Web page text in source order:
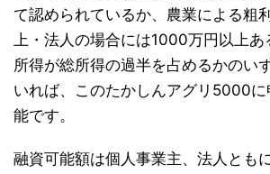
て認められているか、農業による粗
上・法人の場合には1000万円以上あ
所得が総所得の過半を占めるかのい
いれば、このたかしんアグリ5000
能です。
融資可能額は個人事業主、法人とも